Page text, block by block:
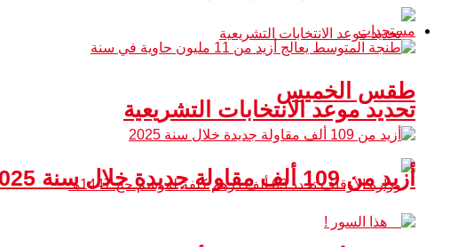
تحديد موعد الانتخابات التشريعية
مستجدات
طقس الخميس
أزيد من 109 ألف مقاولة جديدة خلال سنة 2025